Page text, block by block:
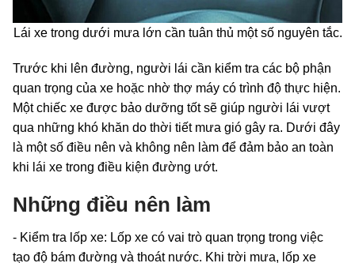
Lái xe trong dưới mưa lớn cần tuân thủ một số nguyên tắc.
Trước khi lên đường, người lái cần kiểm tra các bộ phận
quan trọng của xe hoặc nhờ thợ máy có trình độ thực hiện.
Một chiếc xe được bảo dưỡng tốt sẽ giúp người lái vượt
qua những khó khăn do thời tiết mưa gió gây ra. Dưới đây
là một số điều nên và không nên làm để đảm bảo an toàn
khi lái xe trong điều kiện đường ướt.
Những điều nên làm
- Kiểm tra lốp xe: Lốp xe có vai trò quan trọng trong việc
tạo độ bám đường và thoát nước. Khi trời mưa, lốp xe